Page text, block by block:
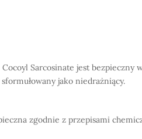
Sarcosinate jest bezpieczny
jako niedrażniący.
zgodnie z przepisami